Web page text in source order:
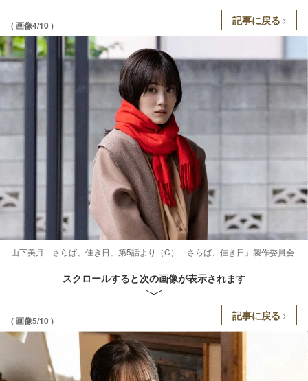
( 画像4/10 ) 記事に戻る
山下美月「さらば、佳き日」第5話より（C）「さらば、佳き日」製作委員会
スクロールすると次の画像が表示されます
( 画像5/10 ) 記事に戻る